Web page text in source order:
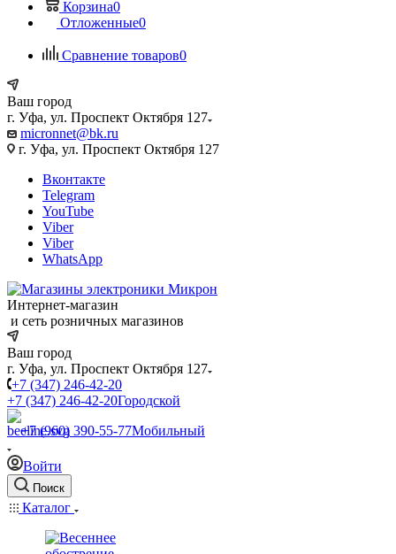
Корзина0
Отложенные0
Сравнение товаров0
Ваш город
г. Уфа, ул. Проспект Октября 127
micronnet@bk.ru
г. Уфа, ул. Проспект Октября 127
Вконтакте
Telegram
YouTube
Viber
Viber
WhatsApp
Интернет-магазин
и сеть розничных магазинов
Ваш город
г. Уфа, ул. Проспект Октября 127
+7 (347) 246-42-20
+7 (347) 246-42-20Городской
+7 (960) 390-55-77Мобильный
Войти
Поиск
Каталог